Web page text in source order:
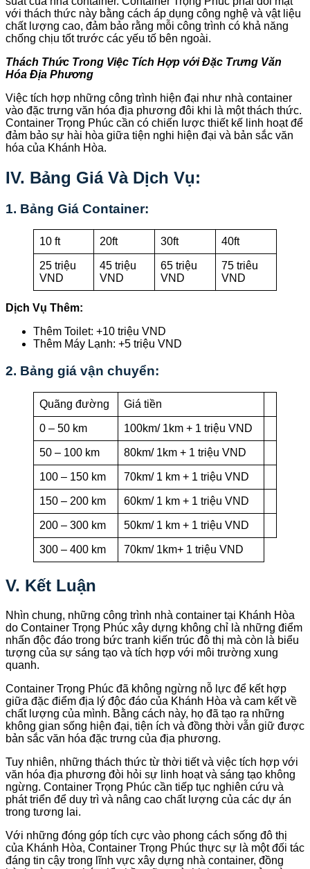
với thách thức này bằng cách áp dụng công nghệ và vật liệu
chất lượng cao, đảm bảo rằng mỗi công trình có khả năng
chống chịu tốt trước các yếu tố bên ngoài.
Thách Thức Trong Việc Tích Hợp với Đặc Trưng Văn
Hóa Địa Phương
Việc tích hợp những công trình hiện đại như nhà container
vào đặc trưng văn hóa địa phương đôi khi là một thách thức.
Container Trọng Phúc cần có chiến lược thiết kế linh hoạt để
đảm bảo sự hài hòa giữa tiện nghi hiện đại và bản sắc văn
hóa của Khánh Hòa.
IV. Bảng Giá Và Dịch Vụ:
1. Bảng Giá Container:
10 ft 20ft 30ft 40ft
25 triệu
VND
45 triệu
VND
65 triệu
VND
75 triêu
VND
Dịch Vụ Thêm:
Thêm Toilet: +10 triệu VND
Thêm Máy Lạnh: +5 triệu VND
2. Bảng giá vận chuyển:
Quãng đường Giá tiền
0 – 50 km 100km/ 1km + 1 triệu VND
50 – 100 km 80km/ 1km + 1 triệu VND
100 – 150 km 70km/ 1 km + 1 triệu VND
150 – 200 km 60km/ 1 km + 1 triệu VND
200 – 300 km 50km/ 1 km + 1 triệu VND
300 – 400 km 70km/ 1km+ 1 triệu VND
V. Kết Luận
Nhìn chung, những công trình nhà container tại Khánh Hòa
do Container Trọng Phúc xây dựng không chỉ là những điểm
nhấn độc đáo trong bức tranh kiến trúc đô thị mà còn là biểu
tượng của sự sáng tạo và tích hợp với môi trường xung
quanh.
Container Trọng Phúc đã không ngừng nỗ lực để kết hợp
giữa đặc điểm địa lý độc đáo của Khánh Hòa và cam kết về
chất lượng của mình. Bằng cách này, họ đã tạo ra những
không gian sống hiện đại, tiện ích và đồng thời vẫn giữ được
bản sắc văn hóa đặc trưng của địa phương.
Tuy nhiên, những thách thức từ thời tiết và việc tích hợp với
văn hóa địa phương đòi hỏi sự linh hoạt và sáng tạo không
ngừng. Container Trọng Phúc cần tiếp tục nghiên cứu và
phát triển để duy trì và nâng cao chất lượng của các dự án
trong tương lai.
Với những đóng góp tích cực vào phong cách sống đô thị
của Khánh Hòa, Container Trọng Phúc thực sự là một đối tác
đáng tin cậy trong lĩnh vực xây dựng nhà container, đồng